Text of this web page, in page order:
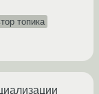
топика